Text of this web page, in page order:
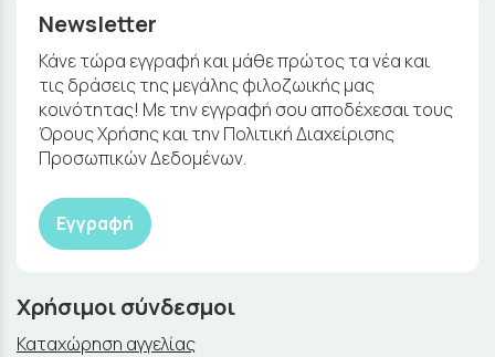
Newsletter
Κάνε τώρα εγγραφή και μάθε πρώτος τα νέα και
τις δράσεις της μεγάλης φιλοζωικής μας
κοινότητας! Με την εγγραφή σου αποδέχεσαι τους
Όρους Χρήσης και την Πολιτική Διαχείρισης
Προσωπικών Δεδομένων.
Εγγραφή
Χρήσιμοι σύνδεσμοι
Καταχώρηση αγγελίας